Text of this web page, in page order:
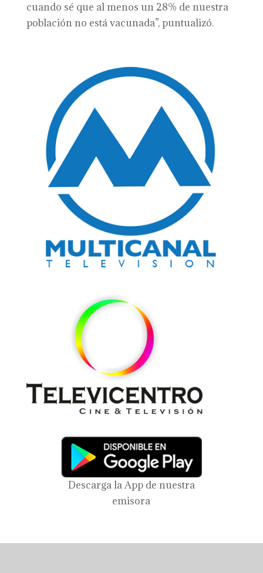
cuando sé que al menos un 28% de nuestra
población no está vacunada”, puntualizó.
Descarga la App de nuestra
emisora